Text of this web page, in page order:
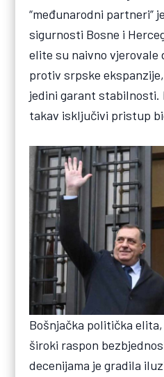
“međunarodni partneri”
sigurnosti Bosne i
elite su naivno vjerovale
protiv srpske
jedini garant stabilnosti.
takav isključivi pristup
Bošnjačka politička
široki raspon
decenijama je gradila